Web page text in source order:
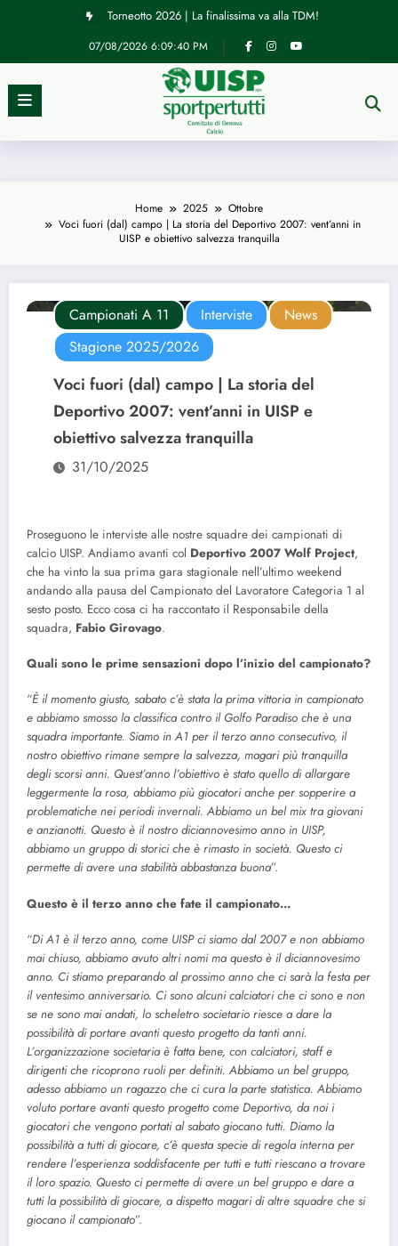
Torneotto 2026 | La finalissima va alla TDM!
07/08/2026 6:09:41 PM
Home 2025
Ottobre
Voci fuori (dal) campo | La storia del Deportivo 2007: vent’anni in
UISP e obiettivo salvezza tranquilla
Campionati A 11 Interviste
News
Stagione 2025/2026
Voci fuori (dal) campo | La storia del
Deportivo 2007: vent’anni in UISP e
obiettivo salvezza tranquilla
31/10/2025
Proseguono le interviste alle nostre squadre dei campionati di
calcio UISP. Andiamo avanti col Deportivo 2007 Wolf Project,
che ha vinto la sua prima gara stagionale nell’ultimo weekend
andando alla pausa del Campionato del Lavoratore Categoria 1 al
sesto posto. Ecco cosa ci ha raccontato il Responsabile della
squadra, Fabio Girovago.
Quali sono le prime sensazioni dopo l’inizio del campionato?
“È il momento giusto, sabato c’è stata la prima vittoria in campionato
e abbiamo smosso la classifica contro il Golfo Paradiso che è una
squadra importante. Siamo in A1 per il terzo anno consecutivo, il
nostro obiettivo rimane sempre la salvezza, magari più tranquilla
degli scorsi anni. Quest’anno l’obiettivo è stato quello di allargare
leggermente la rosa, abbiamo più giocatori anche per sopperire a
problematiche nei periodi invernali. Abbiamo un bel mix tra giovani
e anzianotti. Questo è il nostro diciannovesimo anno in UISP,
abbiamo un gruppo di storici che è rimasto in società. Questo ci
permette di avere una stabilità abbastanza buona”.
Questo è il terzo anno che fate il campionato…
“Di A1 è il terzo anno, come UISP ci siamo dal 2007 e non abbiamo
mai chiuso, abbiamo avuto altri nomi ma questo è il diciannovesimo
anno. Ci stiamo preparando al prossimo anno che ci sarà la festa per
il ventesimo anniversario. Ci sono alcuni calciatori che ci sono e non
se ne sono mai andati, lo scheletro societario riesce a dare la
possibilità di portare avanti questo progetto da tanti anni.
L’organizzazione societaria è fatta bene, con calciatori, staff e
dirigenti che ricoprono ruoli per definiti. Abbiamo un bel gruppo,
adesso abbiamo un ragazzo che ci cura la parte statistica. Abbiamo
voluto portare avanti questo progetto come Deportivo, da noi i
giocatori che vengono portati al sabato giocano tutti. Diamo la
possibilità a tutti di giocare, c’è questa specie di regola interna per
rendere l’esperienza soddisfacente per tutti e tutti riescano a trovare
il loro spazio. Questo ci permette di avere un bel gruppo e dare a
tutti la possibilità di giocare, a dispetto magari di altre squadre che si
giocano il campionato”.